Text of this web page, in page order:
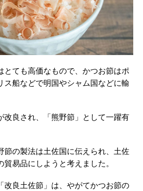
とても高価なもので、かつお節はポ
ス船などで明国やシャム国などに輸
改良され、「熊野節」として一躍有
節の製法は土佐国に伝えられ、土佐
易品にしようと考えました。
改良土佐節」は、やがてかつお節の